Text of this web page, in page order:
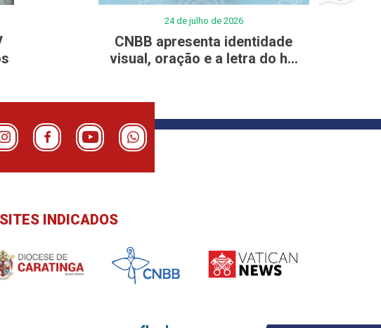
24 de julho de 2026
CNBB apresenta identidade
visual, oração e a letra do h...
SITES INDICADOS